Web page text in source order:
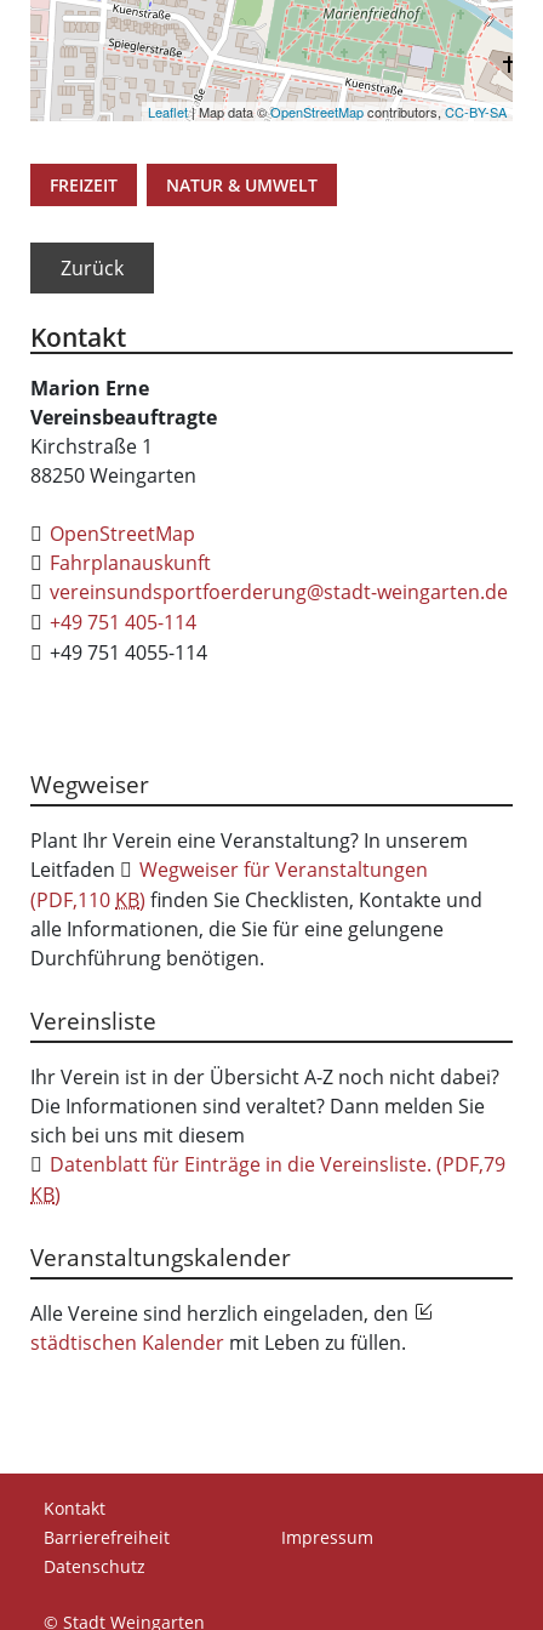
Leaflet| Map data ©OpenStreetMapcontributors,CC-BY-SA
FREIZEIT NATUR & UMWELT
Zurück
Kontakt
Marion Erne
Vereinsbeauftragte
Kirchstraße 1
88250Weingarten
OpenStreetMap
Fahrplanauskunft
vereinsundsportfoerderung@stadt-weingarten.de
+49 751 405-114
+49 751 4055-114
Wegweiser
Plant Ihr Verein eine Veranstaltung? In unserem
Leitfaden
Wegweiser für Veranstaltungen
(PDF,110 KB) finden Sie Checklisten, Kontakte und
alle Informationen, die Sie für eine gelungene
Durchführung benötigen.
Vereinsliste
Ihr Verein ist in der Übersicht A-Z noch nicht dabei?
Die Informationen sind veraltet? Dann melden Sie
sich bei uns mit diesem
Datenblatt für Einträge in die Vereinsliste. (PDF,79
KB)
Veranstaltungskalender
Alle Vereine sind herzlich eingeladen, den
städtischen Kalender mit Leben zu füllen.
Kontakt
Barrierefreiheit
Impressum
Datenschutz
© Stadt Weingarten